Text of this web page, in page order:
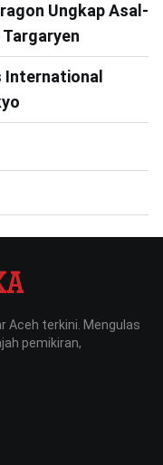
Ungkap Asal-
Targaryen
International
Aceh terkini. Mengulas
pemikiran,